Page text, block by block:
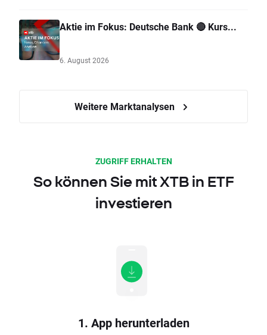
Aktie im Fokus: Deutsche Bank 🔴 Kurs...
6. August 2026
Weitere Marktanalysen
ZUGRIFF ERHALTEN
So können Sie mit XTB in ETF
investieren
1. App herunterladen